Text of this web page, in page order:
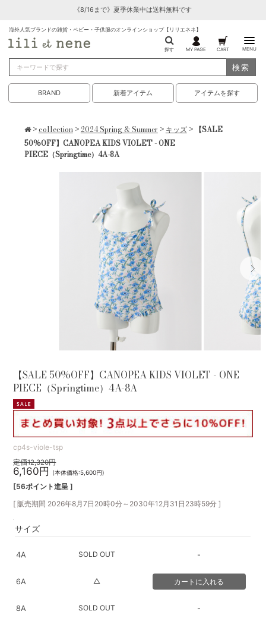
《8/16まで》夏季休業中は送料無料です
海外人気ブランドの雑貨・ベビー・子供服のオンラインショップ【リリエネネ】
探す MY PAGE CART MENU
検索
BRAND 新着アイテム アイテムを探す
>collection>2024 Spring & Summer > キッズ> 【SALE
50%OFF】CANOPEA KIDS VIOLET - ONE
PIECE（Springtime）4A-8A
【SALE 50%OFF】CANOPEA KIDS VIOLET - ONE
PIECE（Springtime）4A-8A
cp4s-viole-tsp
定価12,320円
6,160円 (本体価格:5,600円)
[56ポイント進呈 ]
[ 販売期間 2026年8月7日20時0分～ 2030年12月31日23時59分 ]
サイズ
4A SOLD OUT -
6A △
8A SOLD OUT -